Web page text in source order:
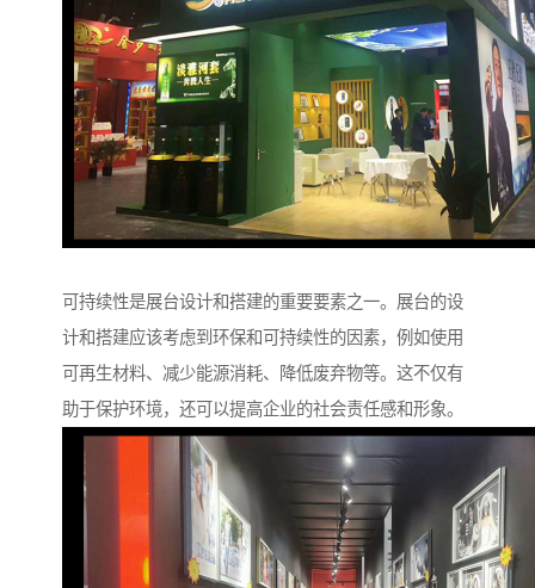
可持续性是展台设计和搭建的重要要素之一。展台的设
计和搭建应该考虑到环保和可持续性的因素，例如使用
可再生材料、减少能源消耗、降低废弃物等。这不仅有
助于保护环境，还可以提高企业的社会责任感和形象。